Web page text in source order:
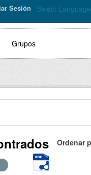
Select Language
Sesión
Grupos
Ordenar